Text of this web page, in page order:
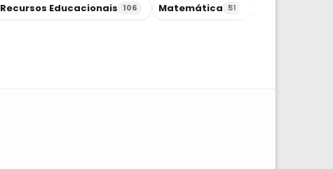
Recursos Educacionais 106 Matemática 51